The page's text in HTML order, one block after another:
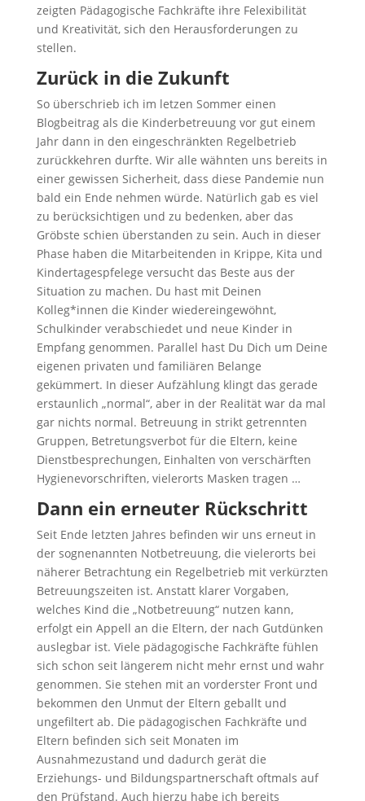
zeigten Pädagogische Fachkräfte ihre Felexibilität
und Kreativität, sich den Herausforderungen zu
stellen.
Zurück in die Zukunft
So überschrieb ich im letzen Sommer einen
Blogbeitrag als die Kinderbetreuung vor gut einem
Jahr dann in den eingeschränkten Regelbetrieb
zurückkehren durfte. Wir alle wähnten uns bereits in
einer gewissen Sicherheit, dass diese Pandemie nun
bald ein Ende nehmen würde. Natürlich gab es viel
zu berücksichtigen und zu bedenken, aber das
Gröbste schien überstanden zu sein. Auch in dieser
Phase haben die Mitarbeitenden in Krippe, Kita und
Kindertagespfelege versucht das Beste aus der
Situation zu machen. Du hast mit Deinen
Kolleg*innen die Kinder wiedereingewöhnt,
Schulkinder verabschiedet und neue Kinder in
Empfang genommen. Parallel hast Du Dich um Deine
eigenen privaten und familiären Belange
gekümmert. In dieser Aufzählung klingt das gerade
erstaunlich „normal“, aber in der Realität war da mal
gar nichts normal. Betreuung in strikt getrennten
Gruppen, Betretungsverbot für die Eltern, keine
Dienstbesprechungen, Einhalten von verschärften
Hygienevorschriften, vielerorts Masken tragen …
Dann ein erneuter Rückschritt
Seit Ende letzten Jahres befinden wir uns erneut in
der sognenannten Notbetreuung, die vielerorts bei
näherer Betrachtung ein Regelbetrieb mit verkürzten
Betreuungszeiten ist. Anstatt klarer Vorgaben,
welches Kind die „Notbetreuung“ nutzen kann,
erfolgt ein Appell an die Eltern, der nach Gutdünken
auslegbar ist. Viele pädagogische Fachkräfte fühlen
sich schon seit längerem nicht mehr ernst und wahr
genommen. Sie stehen mit an vorderster Front und
bekommen den Unmut der Eltern geballt und
ungefiltert ab. Die pädagogischen Fachkräfte und
Eltern befinden sich seit Monaten im
Ausnahmezustand und dadurch gerät die
Erziehungs- und Bildungspartnerschaft oftmals auf
den Prüfstand. Auch hierzu habe ich bereits